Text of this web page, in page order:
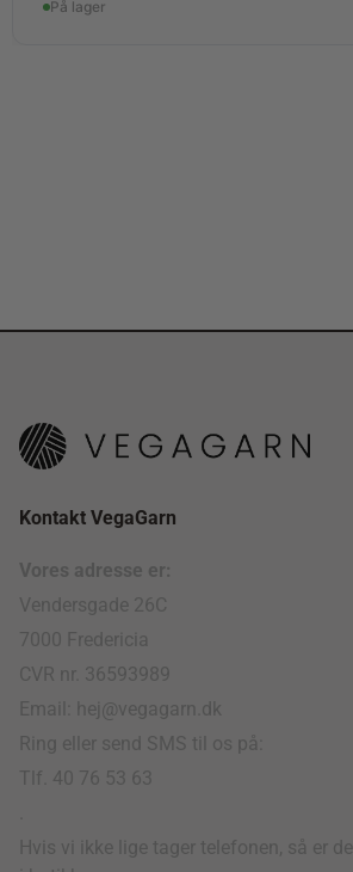
På lager
Kontakt VegaGarn
Vores adresse er:
Vendersgade 26C
7000 Fredericia
CVR nr. 36593989
Email: hej@vegagarn.dk
Ring eller send SMS til os på:
Tlf. 40 76 53 63
Hvis vi ikke lige tager telefonen, så er